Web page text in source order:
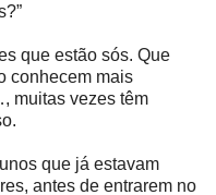
que estão sós. Que
conhecem mais
muitas vezes têm
que já estavam
antes de entrarem no